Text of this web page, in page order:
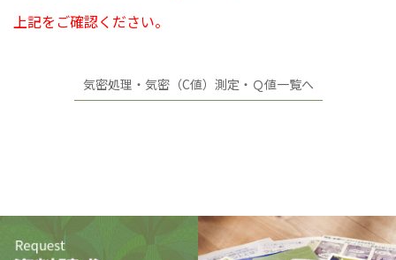
上記をご確認ください。
気密処理・気密（C値）測定・Ｑ値一覧へ